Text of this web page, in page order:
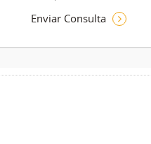
Enviar Consulta